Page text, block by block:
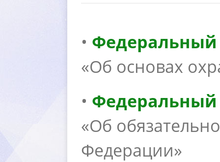
• Федеральный
«Об основах
• Федеральный
«Об
Федерации»